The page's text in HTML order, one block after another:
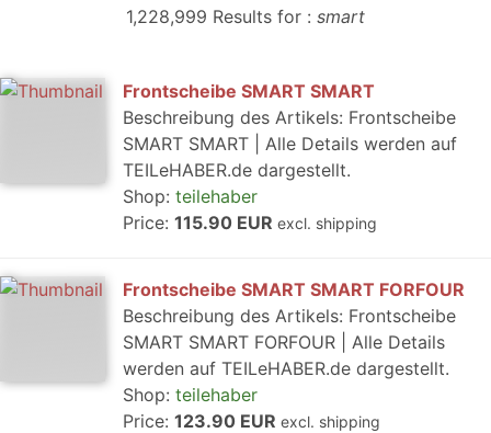
1,228,999 Results for : smart
Frontscheibe SMART SMART
Beschreibung des Artikels: Frontscheibe
SMART SMART | Alle Details werden auf
TEILeHABER.de dargestellt.
Shop: teilehaber
Price: 115.90 EUR excl. shipping
Frontscheibe SMART SMART FORFOUR
Beschreibung des Artikels: Frontscheibe
SMART SMART FORFOUR | Alle Details
werden auf TEILeHABER.de dargestellt.
Shop: teilehaber
Price: 123.90 EUR excl. shipping